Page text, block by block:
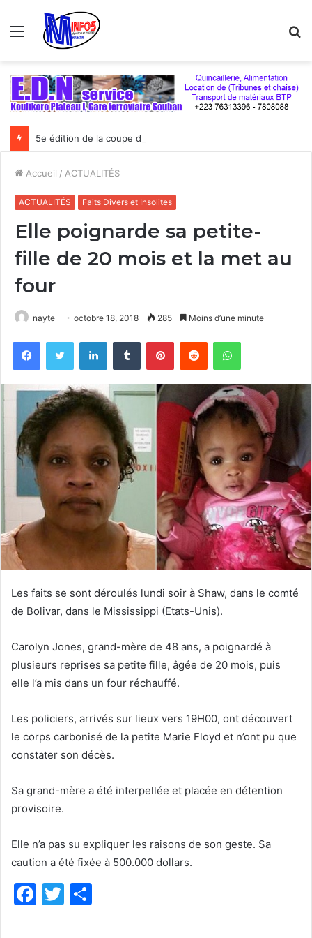
Menu
Accueil / ACTUALITÉS
ACTUALITÉS Faits Divers et Insolites
Elle poignarde sa petite-
fille de 20 mois et la met au
four
nayte octobre 18, 2018 285 Moins d’une minute
Les faits se sont déroulés lundi soir à Shaw, dans le comté
de Bolivar, dans le Mississippi (Etats-Unis).
Carolyn Jones, grand-mère de 48 ans, a poignardé à
plusieurs reprises sa petite fille, âgée de 20 mois, puis
elle l’a mis dans un four réchauffé.
Les policiers, arrivés sur lieux vers 19H00, ont découvert
le corps carbonisé de la petite Marie Floyd et n’ont pu que
constater son décès.
Sa grand-mère a été interpellée et placée en détention
provisoire.
Elle n’a pas su expliquer les raisons de son geste. Sa
caution a été fixée à 500.000 dollars.
F
T